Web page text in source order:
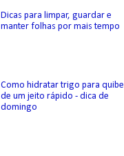
Dicas para limpar, guardar e
manter folhas por mais tempo
Como hidratar trigo para quibe
de um jeito rápido - dica de
domingo